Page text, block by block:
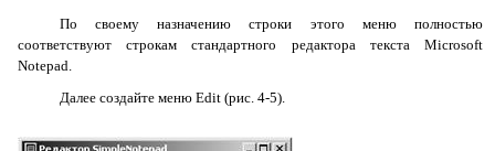
По своему назначению строки этого меню полностью
соответствуют строкам стандартного редактора текста Microsoft
Notepad
Далее создайте меню Edit(рис. 4-5).